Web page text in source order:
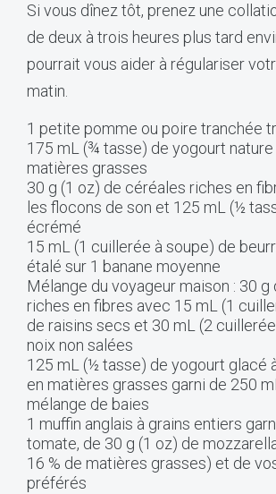
Si vous dînez tôt, prenez une
de deux à trois heures plus tard
pourrait vous aider à régulariser
matin.
1 petite pomme ou poire tranchée
175 mL (¾ tasse) de yogourt nature
matières grasses
30 g (1 oz) de céréales riches en
les flocons de son et 125 mL (½
écrémé
15 mL (1 cuillerée à soupe) de
étalé sur 1 banane moyenne
Mélange du voyageur maison : 30
riches en fibres avec 15 mL (1
de raisins secs et 30 mL (2
noix non salées
125 mL (½ tasse) de yogourt glacé
en matières grasses garni de 250
mélange de baies
1 muffin anglais à grains entiers
tomate, de 30 g (1 oz) de
16 % de matières grasses) et de
préférés